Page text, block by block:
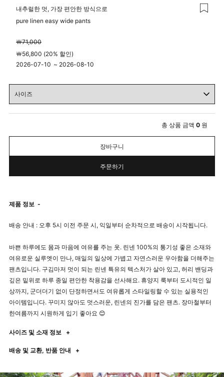
내추럴한 멋, 가장 편안한 방식으로
pure linen easy wide pants
￦71,000
￦56,800 (20% 할인)
2026-07-10 ~ 2026-08-10
총 상품 금액 0 원
장바구니
주문하기
제품 정보 -
배송 안내 : 오후 5시 이전 주문 시, 익일부터 순차적으로 배송이 시작됩니다.
바쁜 하루에도 몸과 마음에 여유를 주는 옷. 린넨 100%의 통기성 좋은 소재와
여유로운 실루엣이 만나, 매일의 일상에 가볍고 자연스러운 우아함을 더해주는
팬츠입니다. 구김마저 멋이 되는 린넨 특유의 텍스처가 살아 있고, 허리 밴딩과
깊은 밑위로 하루 종일 편안한 착용감을 선사해요. 휴양지 룩부터 도시적인 일
상까지, 군더더기 없이 단정하면서도 여유롭게 스타일링할 수 있는 실용적인
아이템입니다. 꾸미지 않아도 멋스러운, 린넨의 진가를 담은 팬츠. 장마철부터
한여름까지 시원하게 입기 좋아요 😊
사이즈 및 소재 정보 +
배송 및 교환, 반품 안내 +